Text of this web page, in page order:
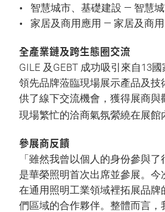
智慧城市、基礎建設 — 智慧
家居及商用應用 — 家居及商
全產業鏈及跨生態圈交流
GILE 及GEBT 成功吸引來自13
領先品牌蒞臨現場展示產品及技
供了線下交流機會，獲得展商與
現場繁忙的洽商氣氛縈繞在展館
參展商反饋
「雖然我曾以個人的身份參與了
是華榮照明首次出席並參展。今
在通用照明工業領域裡拓展品牌
們區域的合作夥伴。整體而言，